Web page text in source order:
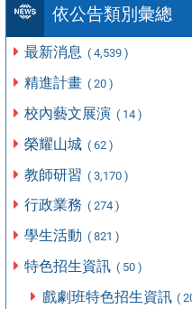
依公告類別彙總
最新消息 ( 4,539 )
精進計畫 ( 20 )
校內藝文展演 ( 14 )
榮耀山城 ( 62 )
教師研習 ( 3,170 )
行政業務 ( 274 )
學生活動 ( 821 )
特色招生資訊 ( 50 )
戲劇班特色招生資訊 (